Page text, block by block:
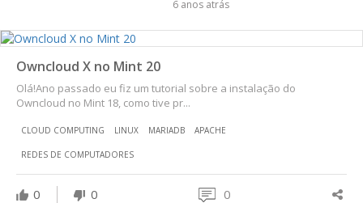
6 anos atrás
Owncloud X no Mint 20
Olá!Ano passado eu fiz um tutorial sobre a instalação do
Owncloud no Mint 18, como tive pr...
CLOUD COMPUTING LINUX MARIADB APACHE
REDES DE COMPUTADORES
0 0 0